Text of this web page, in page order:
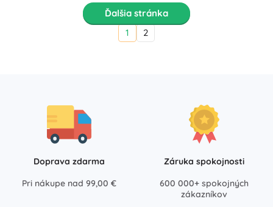
Ďalšia stránka
1
2
Doprava zdarma
Pri nákupe nad 99,00 €
Záruka spokojnosti
600 000+ spokojných
zákazníkov